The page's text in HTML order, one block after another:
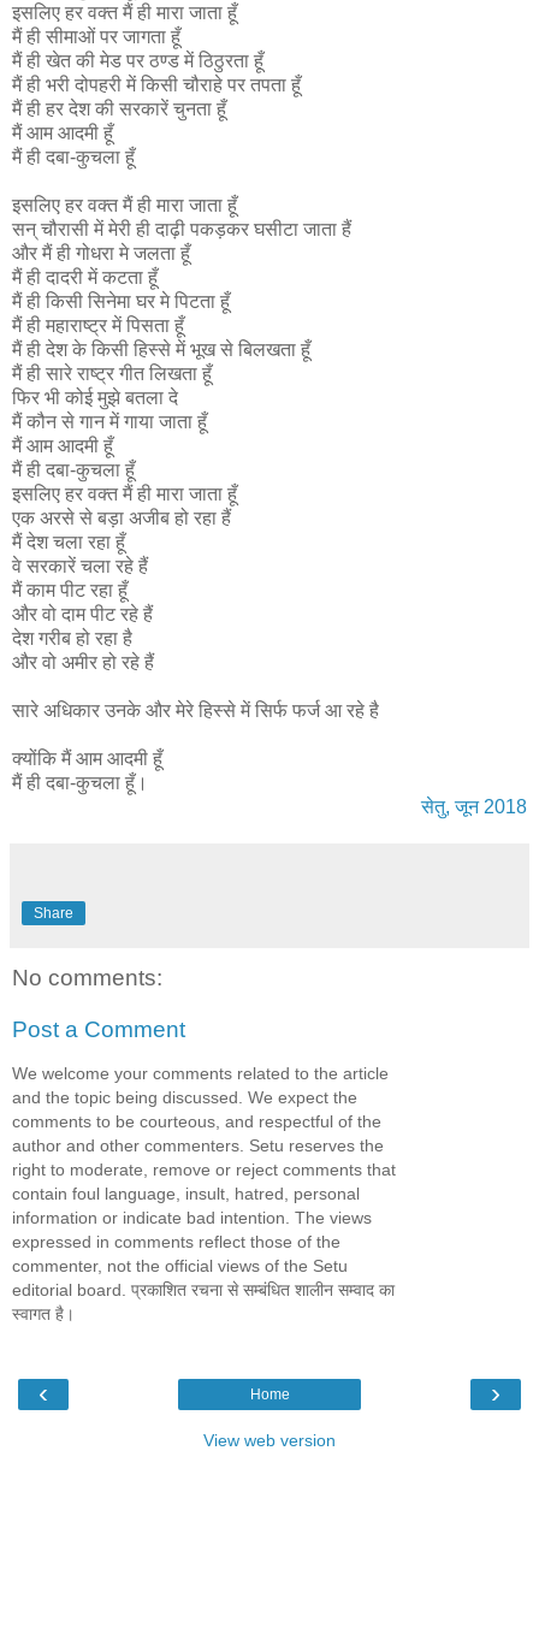
इसलिए हर वक्त मैं ही मारा जाता हूँ
मैं ही सीमाओं पर जागता हूँ
मैं ही खेत की मेड पर ठण्ड में ठिठुरता हूँ
मैं ही भरी दोपहरी में किसी चौराहे पर तपता हूँ
मैं ही हर देश की सरकारें चुनता हूँ
मैं आम आदमी हूँ
मैं ही दबा-कुचला हूँ
इसलिए हर वक्त मैं ही मारा जाता हूँ
सन् चौरासी में मेरी ही दाढ़ी पकड़कर घसीटा जाता हैं
और मैं ही गोधरा मे जलता हूँ
मैं ही दादरी में कटता हूँ
मैं ही किसी सिनेमा घर मे पिटता हूँ
मैं ही महाराष्ट्र में पिसता हूँ
मैं ही देश के किसी हिस्से में भूख से बिलखता हूँ
मैं ही सारे राष्ट्र गीत लिखता हूँ
फिर भी कोई मुझे बतला दे
मैं कौन से गान में गाया जाता हूँ
मैं आम आदमी हूँ
मैं ही दबा-कुचला हूँ
इसलिए हर वक्त मैं ही मारा जाता हूँ
एक अरसे से बड़ा अजीब हो रहा हैं
मैं देश चला रहा हूँ
वे सरकारें चला रहे हैं
मैं काम पीट रहा हूँ
और वो दाम पीट रहे हैं
देश गरीब हो रहा है
और वो अमीर हो रहे हैं
सारे अधिकार उनके और मेरे हिस्से में सिर्फ फर्ज आ रहे है
क्योंकि मैं आम आदमी हूँ
मैं ही दबा-कुचला हूँ।
सेतु, जून 2018
Share
No comments:
Post a Comment
We welcome your comments related to the article
and the topic being discussed. We expect the
comments to be courteous, and respectful of the
author and other commenters. Setu reserves the
right to moderate, remove or reject comments that
contain foul language, insult, hatred, personal
information or indicate bad intention. The views
expressed in comments reflect those of the
commenter, not the official views of the Setu
editorial board. प्रकाशित रचना से सम्बंधित शालीन सम्वाद का
स्वागत है।
‹ ›
Home
View web version